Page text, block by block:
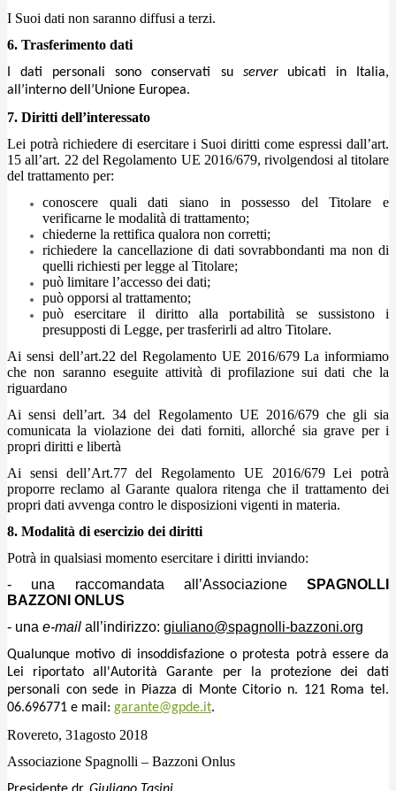
I Suoi dati non saranno diffusi a terzi.
6. Trasferimento dati
I dati personali sono conservati su serverubicati in Italia,
all’interno dell’Unione Europea.
7. Diritti dell’interessato
Lei potrà richiedere di esercitare i Suoi diritti come espressi dall’art.
15 all’art. 22 del Regolamento UE 2016/679, rivolgendosi al titolare
del trattamento per:
conoscere quali dati siano in possesso del Titolare e
verificarne le modalità di trattamento;
chiederne la rettifica qualora non corretti;
richiedere la cancellazione di dati sovrabbondanti ma non di
quelli richiesti per legge al Titolare;
può limitare l’accesso dei dati;
può opporsi al trattamento;
può esercitare il diritto alla portabilità se sussistono i
presupposti di Legge, per trasferirli ad altro Titolare.
Ai sensi dell’art.22 del Regolamento UE 2016/679 La informiamo
che non saranno eseguite attività di profilazione sui dati che la
riguardano
Ai sensi dell’art. 34 del Regolamento UE 2016/679 che gli sia
comunicata la violazione dei dati forniti, allorché sia grave per i
propri diritti e libertà
Ai sensi dell’Art.77 del Regolamento UE 2016/679 Lei potrà
proporre reclamo al Garante qualora ritenga che il trattamento dei
propri dati avvenga contro le disposizioni vigenti in materia.
8. Modalità di esercizio dei diritti
Potrà in qualsiasi momento esercitare i diritti inviando:
- una raccomandata all’Associazione SPAGNOLLI
BAZZONI ONLUS
- una e-mail all’indirizzo: giuliano@spagnolli-bazzoni.org
Qualunque motivo di insoddisfazione o protesta potrà essere da
Lei riportato all'Autorità Garante per la protezione dei dati
personali con sede in Piazza di Monte Citorio n. 121 Roma tel.
06.696771 e mail: garante@gpde.it.
Rovereto, 31agosto 2018
Associazione Spagnolli – Bazzoni Onlus